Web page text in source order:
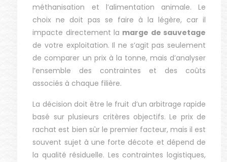
méthanisation et l’alimentation animale. Le
choix ne doit pas se faire à la légère, car il
impacte directement la marge de sauvetage
de votre exploitation. Il ne s’agit pas seulement
de comparer un prix à la tonne, mais d’analyser
l’ensemble des contraintes et des coûts
associés à chaque filière.
La décision doit être le fruit d’un arbitrage rapide
basé sur plusieurs critères objectifs. Le prix de
rachat est bien sûr le premier facteur, mais il est
souvent sujet à une forte décote et dépend de
la qualité résiduelle. Les contraintes logistiques,